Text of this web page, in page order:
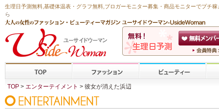
生理日予測無料 基礎体温表・グラフ無料 ,ブロガーモニター募集・商品モニターでプチ稼
ら
TOP > エンターテイメント > 彼女が消えた浜辺